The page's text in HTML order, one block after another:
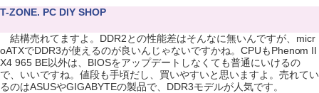
T-ZONE. PC DIY SHOP
結構売れてますよ。DDR2との性能差はそんなに無いんですが、micr
oATXでDDR3が使えるのが良いんじゃないですかね。CPUもPhenom II
X4 965 BE以外は、BIOSをアップデートしなくても普通にいけるの
で、いいですね。値段も手頃だし、買いやすいと思いますよ。売れてい
るのはASUSやGIGABYTEの製品で、DDR3モデルが人気です。